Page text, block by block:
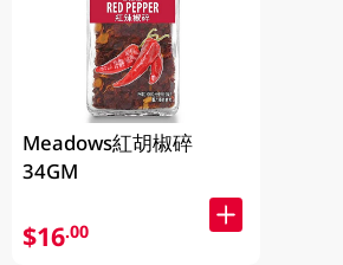
Meadows紅胡椒碎
34GM
$16.00